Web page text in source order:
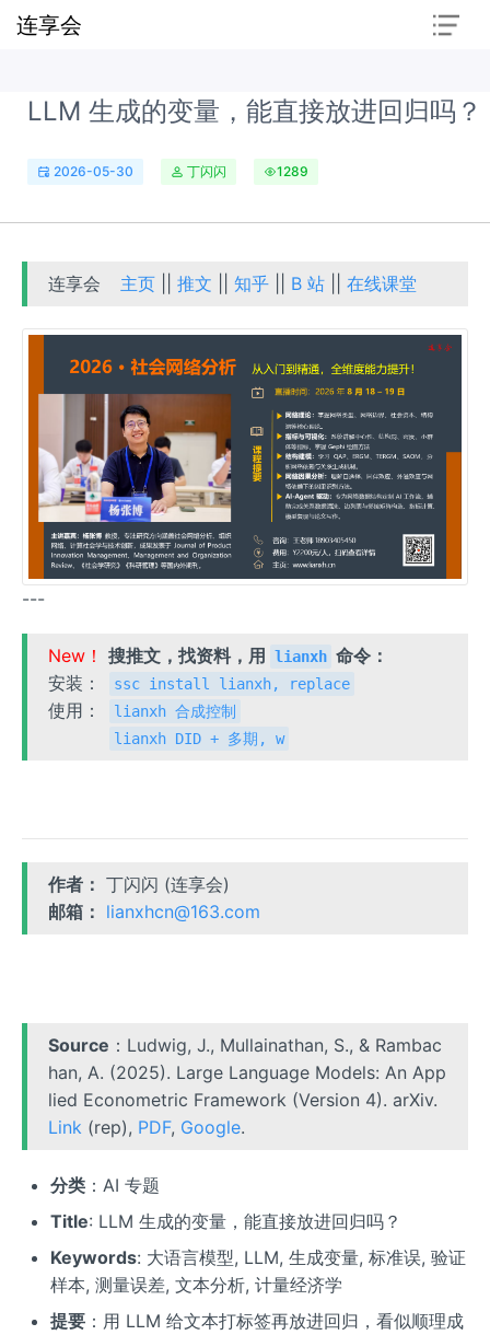
连享会
LLM 生成的变量，能直接放进回归吗？
2026-05-30 丁闪闪 1289
连享会 主页 ||推文 ||知乎 B 站 ||在线课堂
---
New！ 搜推文，找资料，用 lianxh 命令：
安装：
ssc install lianxh, replace
使用：
lianxh 合成控制
lianxh DID + 多期, w
作者： 丁闪闪 (连享会)
邮箱： lianxhcn@163.com
Source ：Ludwig, J., Mullainathan, S., & Rambac
han, A. (2025). Large Language Models: An App
lied Econometric Framework (Version 4). arXiv.
Link (rep), PDF, Google.
分类：AI 专题
Title: LLM 生成的变量，能直接放进回归吗？
Keywords: 大语言模型, LLM, 生成变量, 标准误, 验证
样本, 测量误差, 文本分析, 计量经济学
提要：用 LLM 给文本打标签再放进回归，看似顺理成